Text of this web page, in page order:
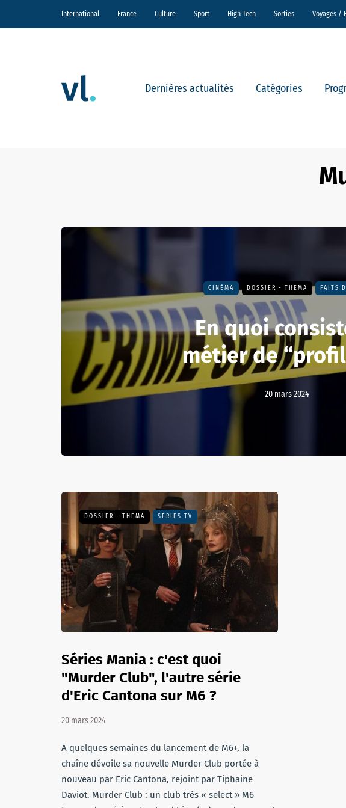
International France Culture Sport High Tech Sorties Voyages /
Dernières actualités Catégories
CINÉMA DOSSIER - THEMA FAITS
En quoi
métier de
20 mars 2024
DOSSIER - THEMA SÉRIES TV
Séries Mania : c'est quoi
"Murder Club", l'autre série
d'Eric Cantona sur M6 ?
20 mars 2024
A quelques semaines du lancement de M6+, la
chaîne dévoile sa nouvelle Murder Club portée à
nouveau par Eric Cantona, rejoint par Tiphaine
Daviot. Murder Club : un club très « select » M6